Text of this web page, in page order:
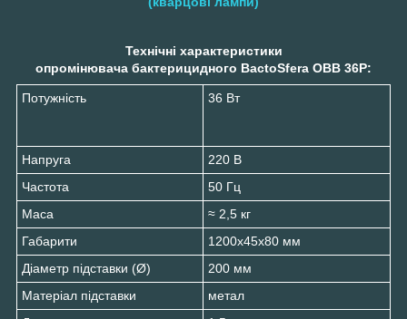
Технічні характеристики
опромінювача бактерицидного BactoSfera OBB 36P:
Потужність 36 Вт
Напруга
220 В
Частота
50 Гц
Маса
≈ 2,5 кг
Габарити
1200х45х80 мм
Діаметр підставки (Ø)
200 мм
Матеріал підставки
метал